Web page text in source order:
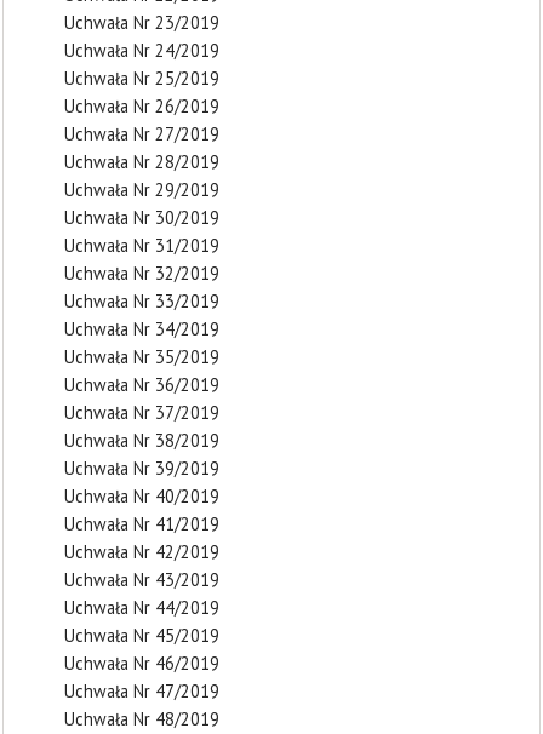
Uchwała Nr 23/2019
Uchwała Nr 24/2019
Uchwała Nr 25/2019
Uchwała Nr 26/2019
Uchwała Nr 27/2019
Uchwała Nr 28/2019
Uchwała Nr 29/2019
Uchwała Nr 30/2019
Uchwała Nr 31/2019
Uchwała Nr 32/2019
Uchwała Nr 33/2019
Uchwała Nr 34/2019
Uchwała Nr 35/2019
Uchwała Nr 36/2019
Uchwała Nr 37/2019
Uchwała Nr 38/2019
Uchwała Nr 39/2019
Uchwała Nr 40/2019
Uchwała Nr 41/2019
Uchwała Nr 42/2019
Uchwała Nr 43/2019
Uchwała Nr 44/2019
Uchwała Nr 45/2019
Uchwała Nr 46/2019
Uchwała Nr 47/2019
Uchwała Nr 48/2019